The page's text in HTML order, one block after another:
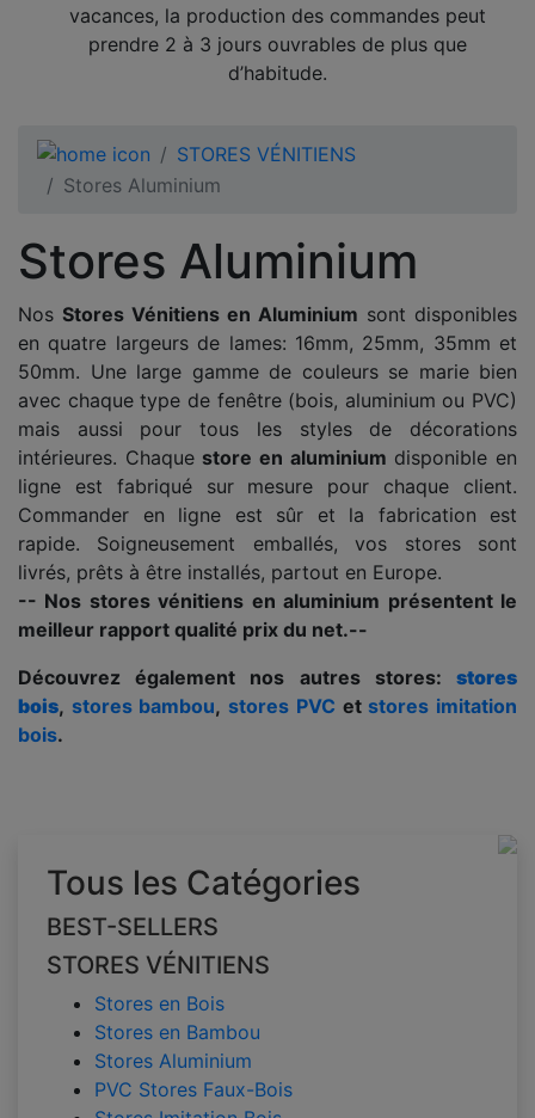
vacances, la production des commandes peut
prendre 2 à 3 jours ouvrables de plus que
d’habitude.
STORES VÉNITIENS
Stores Aluminium
Stores Aluminium
Nos Stores Vénitiens en Aluminium sont disponibles
en quatre largeurs de lames: 16mm, 25mm, 35mm et
50mm. Une large gamme de couleurs se marie bien
avec chaque type de fenêtre (bois, aluminium ou PVC)
mais aussi pour tous les styles de décorations
intérieures. Chaque store en aluminium disponible en
ligne est fabriqué sur mesure pour chaque client.
Commander en ligne est sûr et la fabrication est
rapide. Soigneusement emballés, vos stores sont
livrés, prêts à être installés, partout en Europe.
-- Nos stores vénitiens en aluminium présentent le
meilleur rapport qualité prix du net.--
Découvrez également nos autres stores: stores
bois, stores bambou, stores PVC et stores imitation
bois.
Tous les Catégories
BEST-SELLERS
STORES VÉNITIENS
Stores en Bois
Stores en Bambou
Stores Aluminium
PVC Stores Faux-Bois